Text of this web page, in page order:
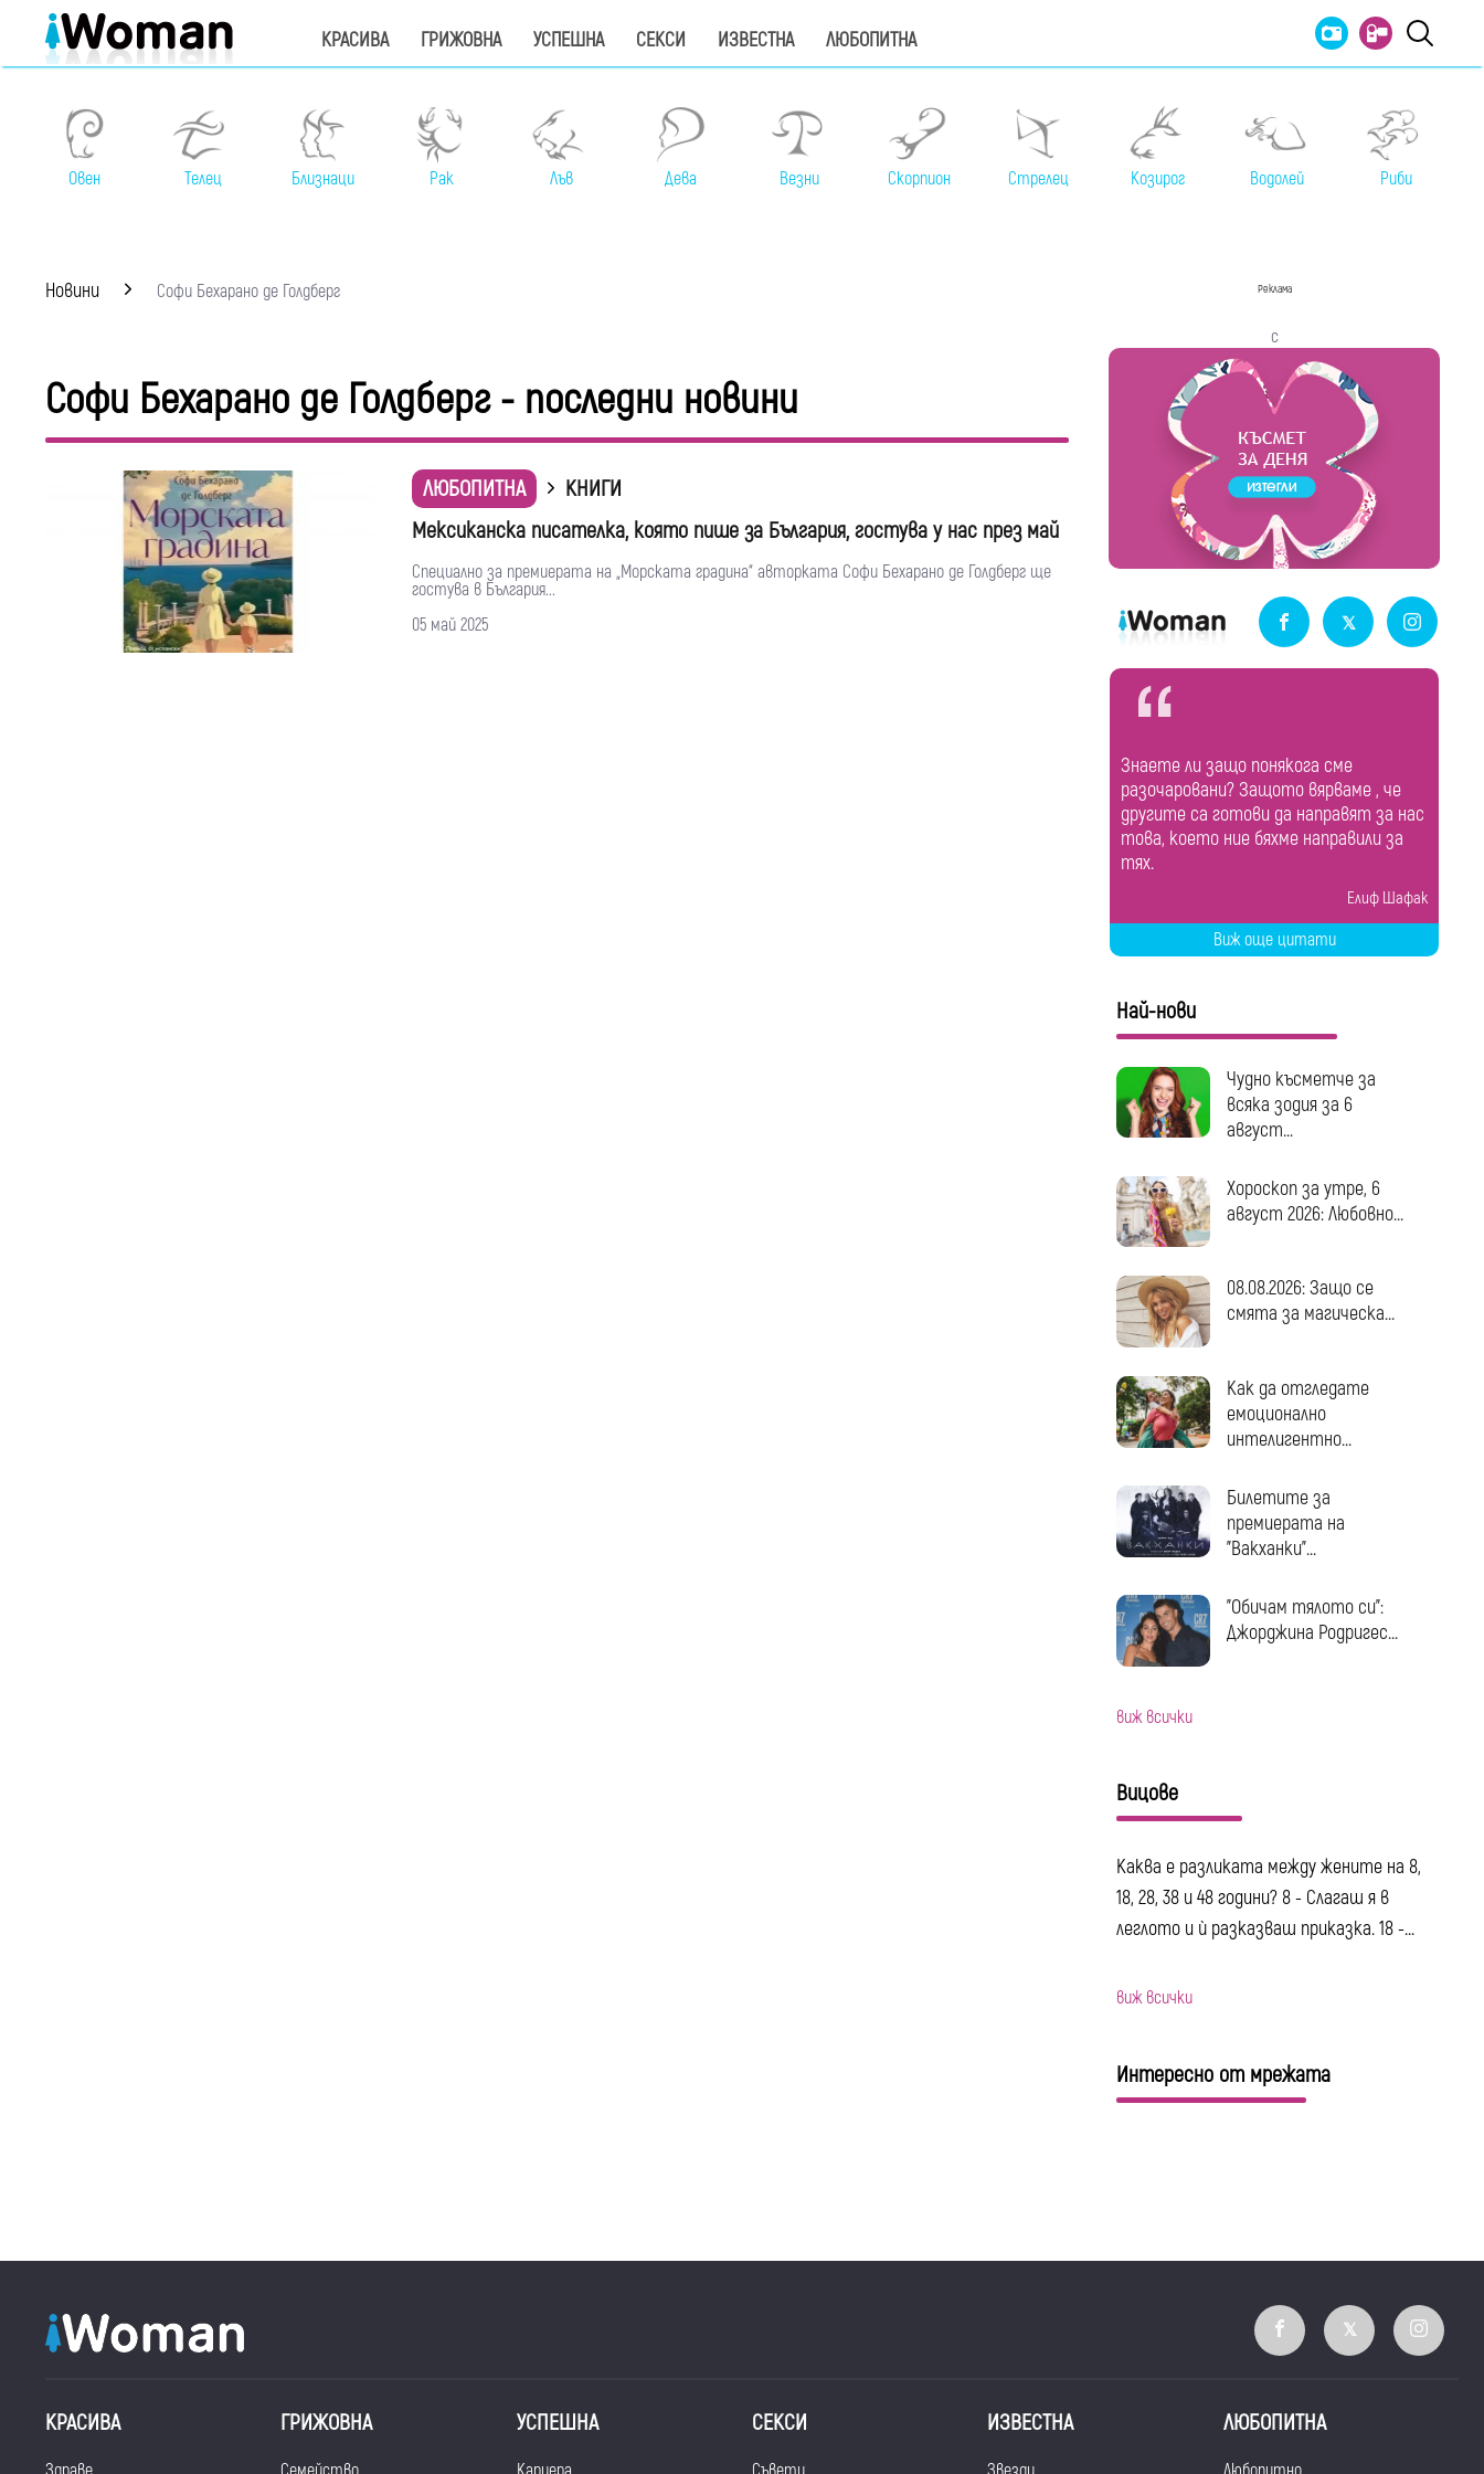
КРАСИВА ГРИЖОВНА УСПЕШНА СЕКСИ ИЗВЕСТНА ЛЮБОПИТНА
Овен Телец Близнаци Рак Лъв Дева Везни Скорпион Стрелец Козирог Водолей Риби
Новини Софи Бехарано де Голдберг
Софи Бехарано де Голдберг - последни новини
ЛЮБОПИТНА
КНИГИ
Мексиканска писателка, която пише за България, гостува у нас през май
Специално за премиерата на „Морската градина“ авторката Софи Бехарано де Голдберг ще
гостува в България...
05 май 2025
Реклама
с
Знаете ли защо понякога сме
разочаровани? Защото вярваме , че
другите са готови да направят за нас
това, което ние бяхме направили за
тях.
Елиф Шафак
Виж още цитати
Най-нови
Чудно късметче за
всяка зодия за 6
август...
Хороскоп за утре, 6
август 2026: Любовно...
08.08.2026: Защо се
смята за магическа...
Как да отгледате
емоционално
интелигентно...
Билетите за
премиерата на
"Вакханки"...
"Обичам тялото си":
Джорджина Родригес...
виж всички
Вицове
Каква е разликата между жените на 8,
18, 28, 38 и 48 години? 8 - Слагаш я в
леглото и ѝ разказваш приказка. 18 -...
виж всички
Интересно от мрежата
КРАСИВА ГРИЖОВНА УСПЕШНА СЕКСИ ИЗВЕСТНА ЛЮБОПИТНА